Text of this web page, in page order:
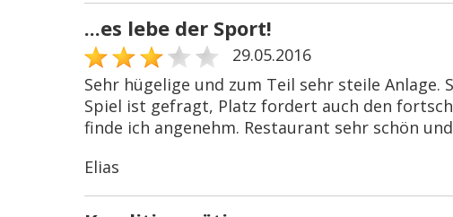
...es lebe der Sport!
29.05.2016
Sehr hügelige und zum Teil sehr steile
Spiel ist gefragt, Platz fordert auch den
finde ich angenehm. Restaurant sehr schön
Elias